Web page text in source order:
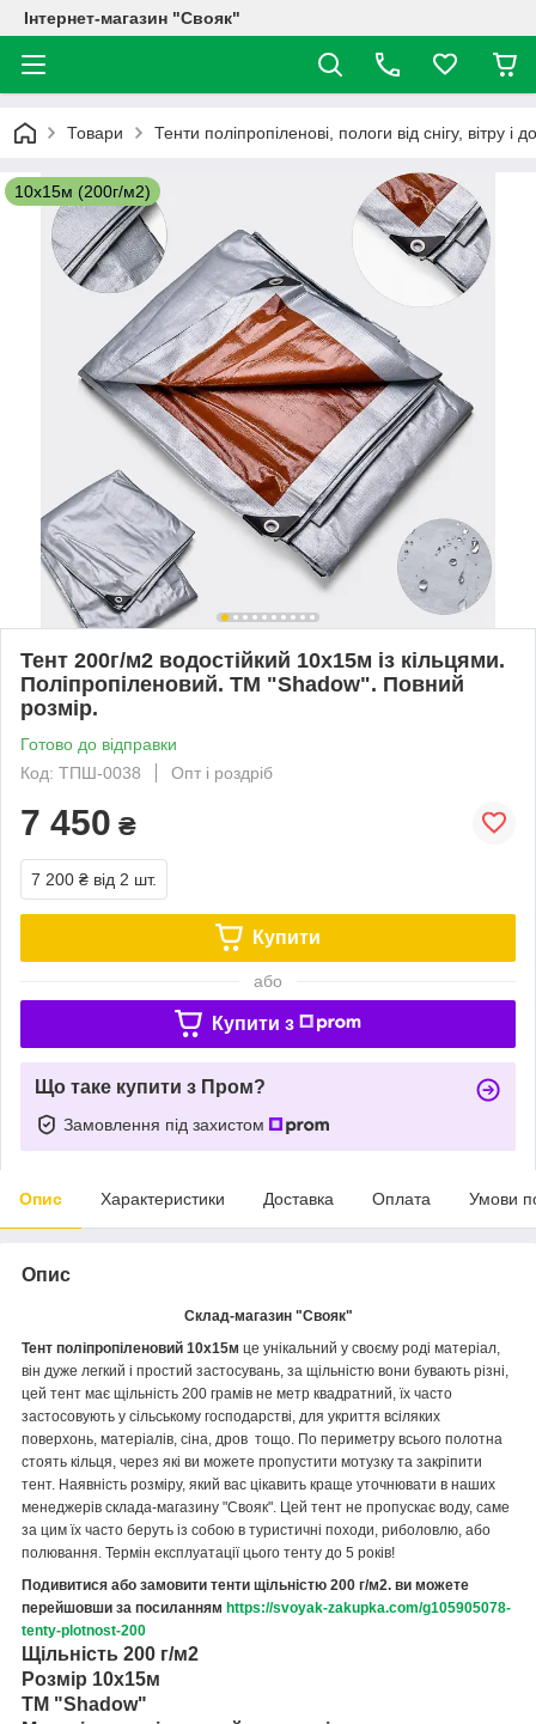
Інтернет-магазин "Свояк"
Товари Тенти поліпропіленові, пологи від снігу, вітру
10х15м (200г/м2)
Тент 200г/м2 водостійкий 10х15м із кільцями.
Поліпропіленовий. ТМ "Shadow". Повний
розмір.
Готово до відправки
Код: ТПШ-0038
Опт і роздріб
7 450 ₴
7 200 ₴ від 2 шт.
Купити
або
Купити з
Що таке купити з Пром?
Замовлення під захистом
Опис Характеристики Доставка Оплата Умови
Опис
Склад-магазин "Свояк"
Тент поліпропіленовий 10х15м це унікальний у своєму роді матеріал,
він дуже легкий і простий застосувань, за щільністю вони бувають різні,
цей тент має щільність 200 грамів не метр квадратний, їх часто
застосовують у сільському господарстві, для укриття всіляких
поверхонь, матеріалів, сіна, дров тощо. По периметру всього полотна
стоять кільця, через які ви можете пропустити мотузку та закріпити
тент. Наявність розміру, який вас цікавить краще уточнювати в наших
менеджерів склада-магазину "Свояк". Цей тент не пропускає воду, саме
за цим їх часто беруть із собою в туристичні походи, риболовлю, або
полювання. Термін експлуатації цього тенту до 5 років!
Подивитися або замовити тенти щільністю 200 г/м2. ви можете
перейшовши за посиланням https://svoyak-zakupka.com/g105905078-
tenty-plotnost-200
Щільність 200 г/м2
Розмір 10х15м
ТМ "Shadow"